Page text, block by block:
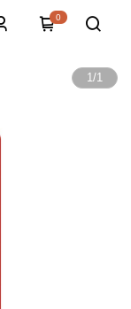
0
1/1